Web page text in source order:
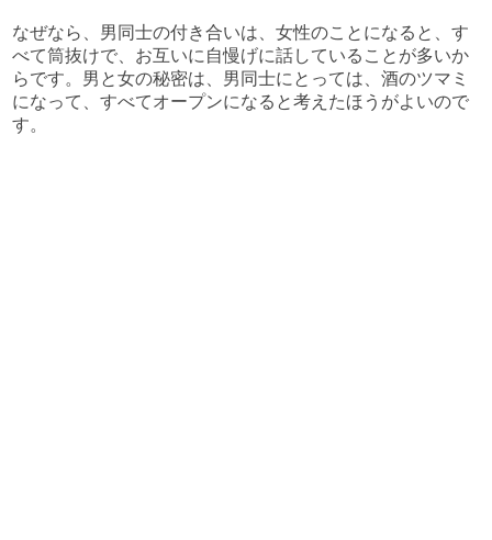
なぜなら、男同士の付き合いは、女性のことになると、す
べて筒抜けで、お互いに自慢げに話していることが多いか
らです。男と女の秘密は、男同士にとっては、酒のツマミ
になって、すべてオープンになると考えたほうがよいので
す。